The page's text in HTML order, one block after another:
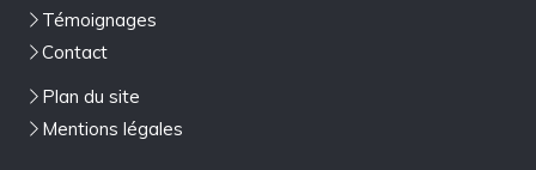
Témoignages
Contact
Plan du site
Mentions légales